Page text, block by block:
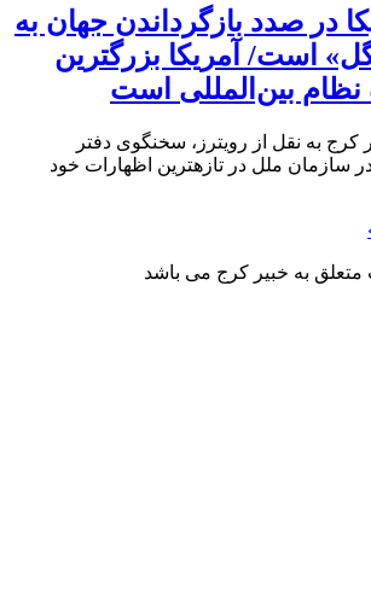
در صدد بازگرداندن جهان به
است/ آمریکا بزرگترین
نظام بین‌المللی است
کرج به نقل از رویترز، سخنگوی دفتر
نمایندگی چین در سازمان ملل در تازه‎ترین اظهارات خود
به خبیر کرج می باشد